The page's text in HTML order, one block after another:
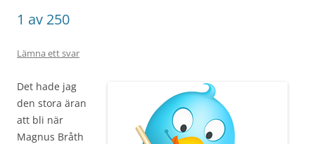
1 av 250
Lämna ett svar
Det hade jag
den stora äran
att bli när
Magnus Bråth